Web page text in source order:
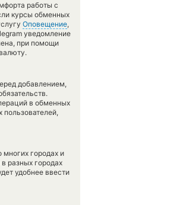
работы с
курсы обменных
Оповещение,
уведомление
при помощи
добавлением,
в обменных
пользователей,
городах и
разных городах
удобнее ввести